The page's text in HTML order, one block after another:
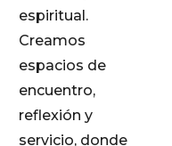
espiritual.
Creamos
espacios de
encuentro,
reflexión y
servicio, donde